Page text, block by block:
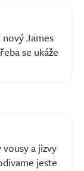
James
se ukáže
a jizvy
jeste